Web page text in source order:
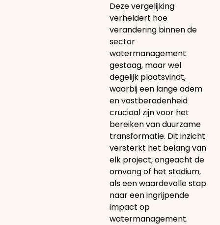
Deze vergelijking
verheldert hoe
verandering binnen de
sector
watermanagement
gestaag, maar wel
degelijk plaatsvindt,
waarbij een lange adem
en vastberadenheid
cruciaal zijn voor het
bereiken van duurzame
transformatie. Dit inzicht
versterkt het belang van
elk project, ongeacht de
omvang of het stadium,
als een waardevolle stap
naar een ingrijpende
impact op
watermanagement.